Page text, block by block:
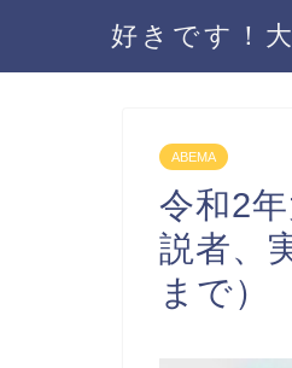
好きです！
ABEMA
令和2
説者、
まで）